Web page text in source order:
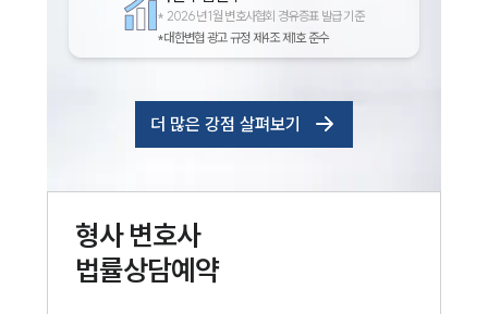
* 2026년 1월 변호사협회 경유증표 발급 기준
*대한변협 광고 규정 제4조 제1호 준수
더 많은 강점 살펴보기
형사변호사
법률상담예약